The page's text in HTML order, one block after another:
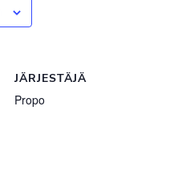
JÄRJESTÄJÄ
Propo